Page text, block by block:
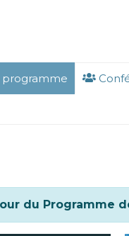
programme
du Programme